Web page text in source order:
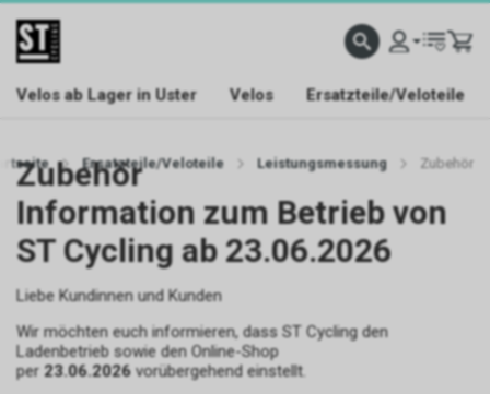
Velos ab Lager in Uster Velos Ersatzteile/Veloteile
Ersatzteile/Veloteile Leistungsmessung Zubehör
Zubehör
Information zum Betrieb von
ST Cycling ab 23.06.2026
Liebe Kundinnen und Kunden
Wir möchten euch informieren, dass ST Cycling den
Ladenbetrieb sowie den Online-Shop
per 23.06.2026 vorübergehend einstellt.